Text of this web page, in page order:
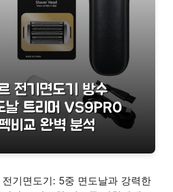
기면도기: 5중 면도날과 강력한